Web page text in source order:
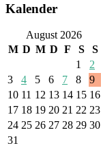
Kalender
August 2026
M D M D F S
S
1
2
3
4 5 6 7 8
9
10 11 12 13 14 15 16
17 18 19 20 21 22 23
24 25 26 27 28 29 30
31